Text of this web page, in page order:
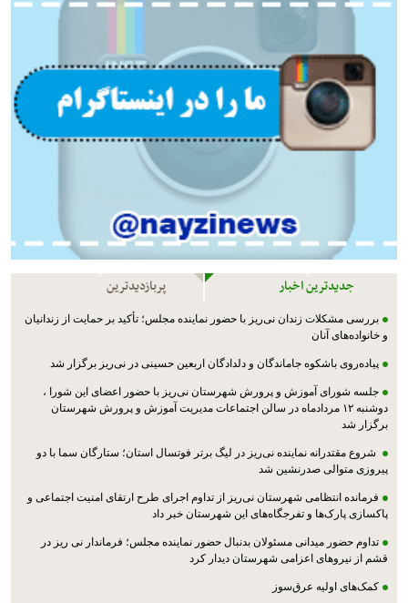
جدیدترین اخبار پربازدیدترین
بررسی مشکلات زندان نی‌ریز با حضور نماینده مجلس؛ تأکید بر حمایت از زندانیان
و خانواده‌های آنان
پیاده‌روی باشکوه جاماندگان و دلدادگان اربعین حسینی در نی‌ریز برگزار شد
جلسه شورای آموزش و پرورش شهرستان نی‌ریز با حضور اعضای این شورا ،
دوشنبه ۱۲ مردادماه در سالن اجتماعات مدیریت آموزش و پرورش شهرستان
برگزار شد
شروع مقتدرانه نماینده نی‌ریز در لیگ برتر فوتسال استان؛ ستارگان سما با دو
پیروزی متوالی صدرنشین شد
فرمانده انتظامی شهرستان نی‌ریز از تداوم اجرای طرح ارتقای امنیت اجتماعی و
پاکسازی پارک‌ها و تفرجگاه‌های این شهرستان خبر داد
تداوم حضور میدانی مسئولان بدنبال حضور نماینده مجلس؛ فرماندار نی ریز در
قشم از نیروهای اعزامی شهرستان دیدار کرد
کمک‌های اولیه عرق‌سوز